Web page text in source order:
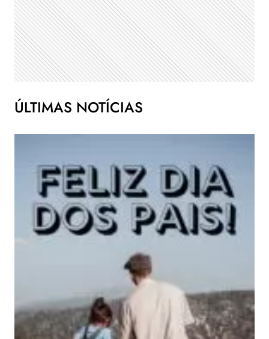
ÚLTIMAS NOTÍCIAS